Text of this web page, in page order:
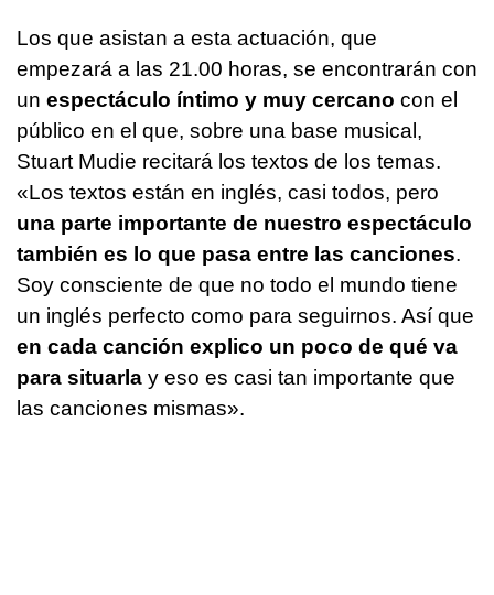
Los que asistan a esta actuación, que
empezará a las 21.00 horas, se encontrarán con
un espectáculo íntimo y muy cercano con el
público en el que, sobre una base musical,
Stuart Mudie recitará los textos de los temas.
«Los textos están en inglés, casi todos, pero
una parte importante de nuestro espectáculo
también es lo que pasa entre las canciones.
Soy consciente de que no todo el mundo tiene
un inglés perfecto como para seguirnos. Así que
en cada canción explico un poco de qué va
para situarla y eso es casi tan importante que
las canciones mismas».